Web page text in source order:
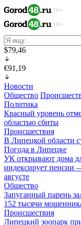
$79,46
€91,19
Новости
Общество
Политика
Красный уровень
областью сбиты
Происшествия
В Липецкой области
Погода в Липецке
УК открывают дома
индексирует пенсии
августе
Общество
Запуганный парень
152 тысячи
Происшествия
Липецкий зоопарк